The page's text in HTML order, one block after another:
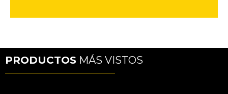
PRODUCTOS MÁS VISTOS